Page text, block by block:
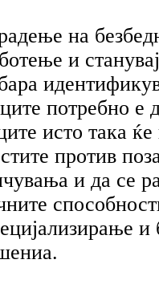
на
и
потребно е
исто така ќе
против
и да се
и